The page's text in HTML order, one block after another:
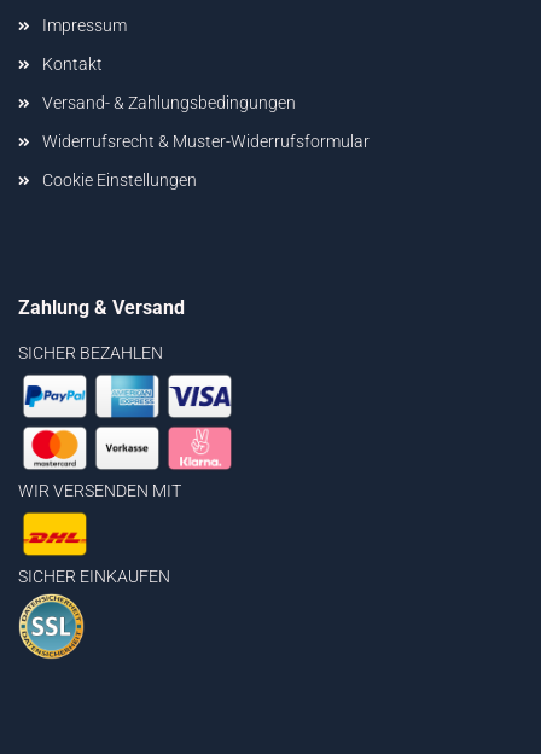
Impressum
Kontakt
Versand- & Zahlungsbedingungen
Widerrufsrecht & Muster-Widerrufsformular
Cookie Einstellungen
Zahlung & Versand
SICHER BEZAHLEN
WIR VERSENDEN MIT
SICHER EINKAUFEN